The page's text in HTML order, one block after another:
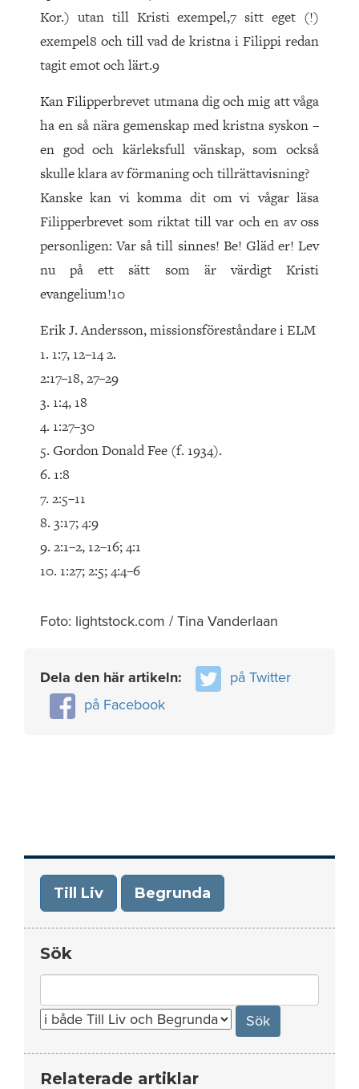
Kor.) utan till Kristi exempel,7 sitt eget (!)
exempel8 och till vad de kristna i Filippi redan
tagit emot och lärt.9
Kan Filipperbrevet utmana dig och mig att våga
ha en så nära gemenskap med kristna syskon –
en god och kärleksfull vänskap, som också
skulle klara av förmaning och tillrättavisning?
Kanske kan vi komma dit om vi vågar läsa
Filipperbrevet som riktat till var och en av oss
personligen: Var så till sinnes! Be! Gläd er! Lev
nu på ett sätt som är värdigt Kristi
evangelium!10
Erik J. Andersson, missionsföreståndare i ELM
1. 1:7, 12–14 2.
2:17–18, 27–29
3. 1:4, 18
4. 1:27–30
5. Gordon Donald Fee (f. 1934).
6. 1:8
7. 2:5–11
8. 3:17; 4:9
9. 2:1–2, 12–16; 4:1
10. 1:27; 2:5; 4:4–6
Foto: lightstock.com / Tina Vanderlaan
Dela den här artikeln:
på Twitter
på Facebook
Till Liv Begrunda
Sök
for:
Relaterade artiklar